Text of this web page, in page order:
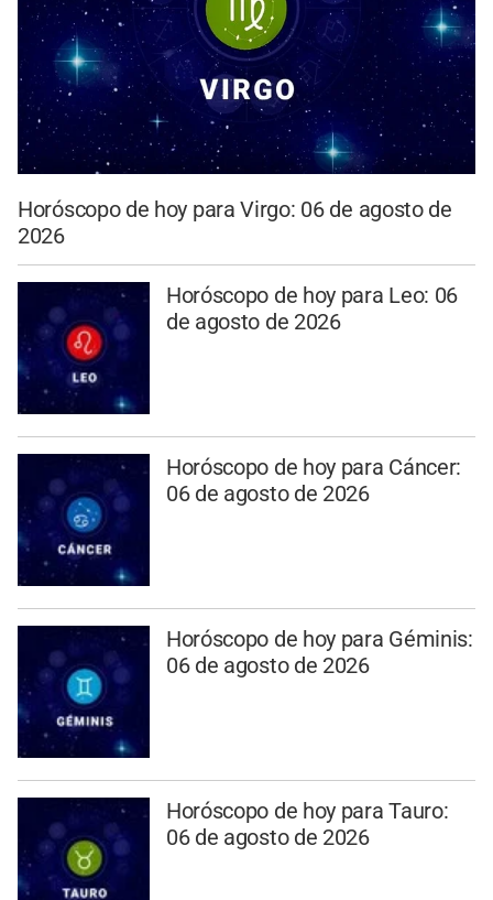
Horóscopo de hoy para Virgo: 06 de agosto de
2026
Horóscopo de hoy para Leo: 06
de agosto de 2026
Horóscopo de hoy para Cáncer:
06 de agosto de 2026
Horóscopo de hoy para Géminis:
06 de agosto de 2026
Horóscopo de hoy para Tauro:
06 de agosto de 2026